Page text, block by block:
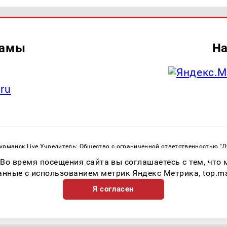
Live Учредитель: Общество с ограниченной ответственностью
служба по надзору в сфере связи, информационных технологий и
Регистрационный номер СМИ ЭЛ № ФС 77 - 82534 от 21.01.2022
время посещения сайта вы соглашаетесь с тем,
с использованием метрик Яндекс Метрика,
Я согласен